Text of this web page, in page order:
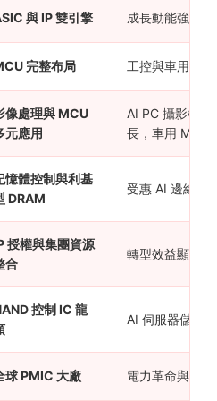
與 IP 雙引擎 成長動能強勁
完整布局 工控與車用市
像處理與 MCU
元應用
AI PC 攝影機
長，車用 MCU
憶體控制與利基
DRAM
受惠 AI 邊緣裝
授權與集團資源
合
轉型效益顯現
控制 IC 龍
AI 伺服器儲存
球 PMIC 大廠 電力革命與新